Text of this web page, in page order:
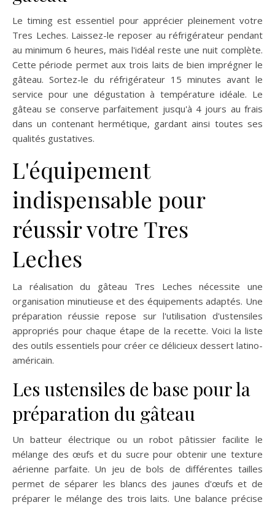
Le timing est essentiel pour apprécier pleinement votre
Tres Leches. Laissez-le reposer au réfrigérateur pendant
au minimum 6 heures, mais l'idéal reste une nuit complète.
Cette période permet aux trois laits de bien imprégner le
gâteau. Sortez-le du réfrigérateur 15 minutes avant le
service pour une dégustation à température idéale. Le
gâteau se conserve parfaitement jusqu'à 4 jours au frais
dans un contenant hermétique, gardant ainsi toutes ses
qualités gustatives.
L'équipement
indispensable pour
réussir votre Tres
Leches
La réalisation du gâteau Tres Leches nécessite une
organisation minutieuse et des équipements adaptés. Une
préparation réussie repose sur l'utilisation d'ustensiles
appropriés pour chaque étape de la recette. Voici la liste
des outils essentiels pour créer ce délicieux dessert latino-
américain.
Les ustensiles de base pour la
préparation du gâteau
Un batteur électrique ou un robot pâtissier facilite le
mélange des œufs et du sucre pour obtenir une texture
aérienne parfaite. Un jeu de bols de différentes tailles
permet de séparer les blancs des jaunes d'œufs et de
préparer le mélange des trois laits. Une balance précise